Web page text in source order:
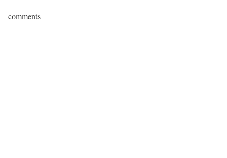
comments